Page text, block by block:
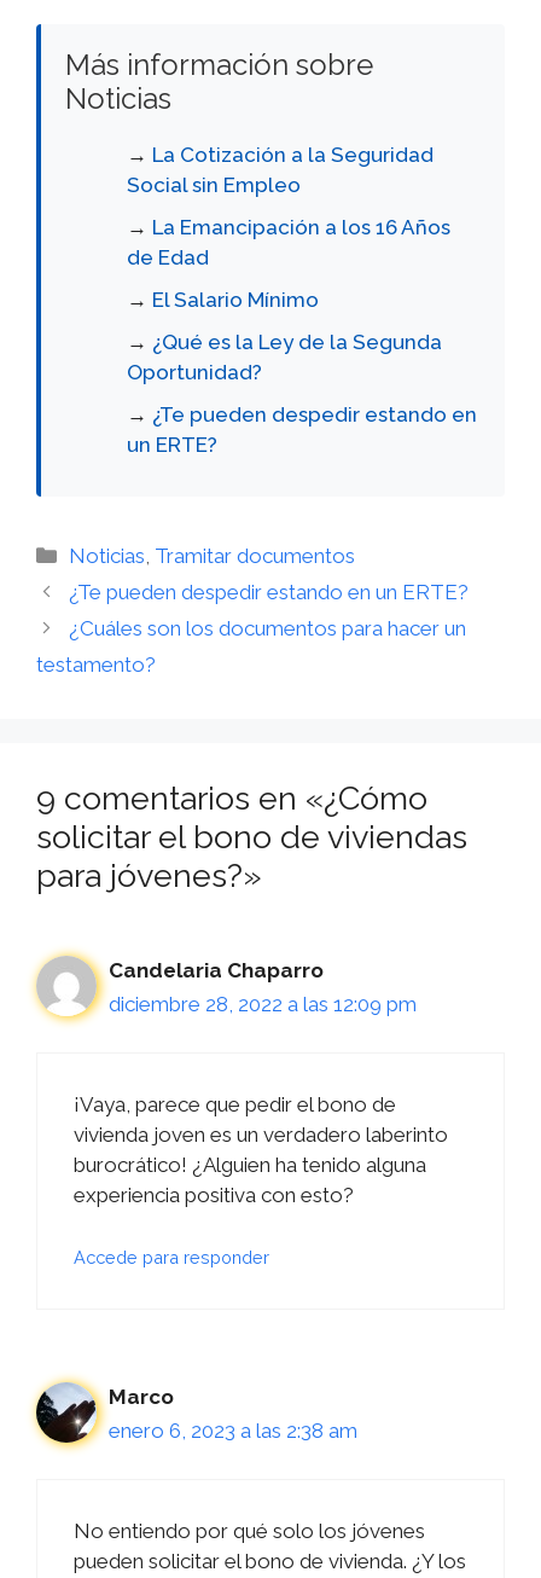
Más información sobre
Noticias
→ La Cotización a la Seguridad
Social sin Empleo
→ La Emancipación a los 16 Años
de Edad
→ El Salario Mínimo
→ ¿Qué es la Ley de la Segunda
Oportunidad?
→ ¿Te pueden despedir estando en
un ERTE?
Categorías
Noticias Tramitar documentos
¿Te pueden despedir estando en un ERTE?
¿Cuáles son los documentos para hacer un
testamento?
9 comentarios en «¿Cómo
solicitar el bono de viviendas
para jóvenes?»
Candelaria Chaparro
diciembre 28, 2022 a las 12:09 pm
¡Vaya, parece que pedir el bono de
vivienda joven es un verdadero laberinto
burocrático! ¿Alguien ha tenido alguna
experiencia positiva con esto?
Accede para responder
Marco
enero 6, 2023 a las 2:38 am
No entiendo por qué solo los jóvenes
pueden solicitar el bono de vivienda. ¿Y los